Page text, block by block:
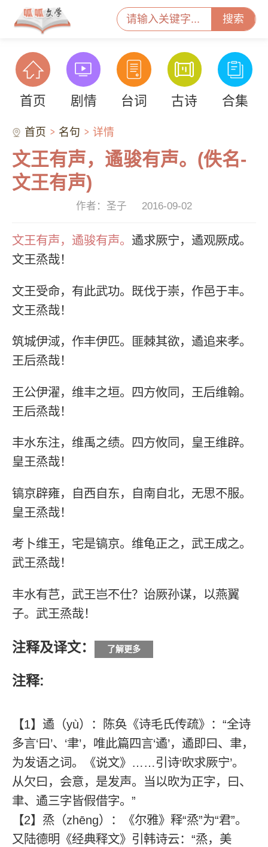
搜索
首页 剧情 台词 古诗 合集
首页 名句 详情
文王有声，遹骏有声。(佚名-
文王有声)
作者：圣子 2016-09-02
文王有声，遹骏有声。 遹求厥宁，遹观厥成。
文王烝哉！
文王受命，有此武功。既伐于崇，作邑于丰。
文王烝哉！
筑城伊淢，作丰伊匹。匪棘其欲，遹追来孝。
王后烝哉！
王公伊濯，维丰之垣。四方攸同，王后维翰。
王后烝哉！
丰水东注，维禹之绩。四方攸同，皇王维辟。
皇王烝哉！
镐京辟雍，自西自东，自南自北，无思不服。
皇王烝哉！
考卜维王，宅是镐京。维龟正之，武王成之。
武王烝哉！
丰水有芑，武王岂不仕？诒厥孙谋，以燕翼
子。武王烝哉！
注释及译文： 了解更多
注释:
【1】遹（yù）：陈奂《诗毛氏传疏》：“全诗
多言‘曰’、‘聿’，唯此篇四言‘遹’，遹即曰、聿，
为发语之词。《说文》……引诗‘欥求厥宁’。
从欠曰，会意，是发声。当以欥为正字，曰、
聿、遹三字皆假借字。”
【2】烝（zhēng）：《尔雅》释“烝”为“君”。
又陆德明《经典释文》引韩诗云：“烝，美